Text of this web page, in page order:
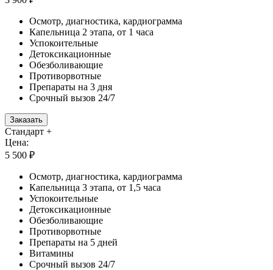
Осмотр, диагностика, кардиограмма
Капельница 2 этапа, от 1 часа
Успокоительные
Детоксикационные
Обезболивающие
Противорвотные
Препараты на 3 дня
Срочный вызов 24/7
Заказать
Стандарт +
Цена:
5 500 ₽
Осмотр, диагностика, кардиограмма
Капельница 3 этапа, от 1,5 часа
Успокоительные
Детоксикационные
Обезболивающие
Противорвотные
Препараты на 5 дней
Витамины
Срочный вызов 24/7